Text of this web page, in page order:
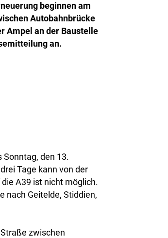
beginnen am
Autobahnbrücke
Ampel an der Baustelle
an.
Sonntag, den 13.
Tage kann von der
A39 ist nicht möglich.
nach Geitelde, Stiddien,
zwischen